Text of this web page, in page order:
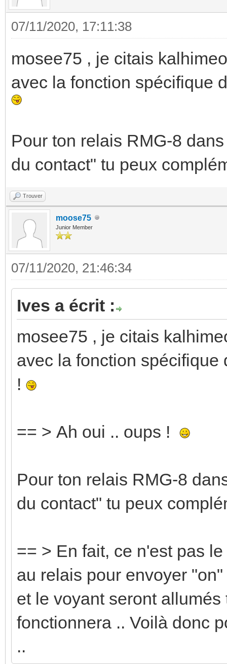
07/11/2020, 17:11:38
mosee75 , je citais
avec la fonction spécifique
Pour ton relais RMG-8
du contact" tu peux
Trouver
moose75
Junior Member
07/11/2020, 21:46:34
Ives a écrit :
mosee75 , je citais
avec la fonction
!
== > Ah oui .. oups !
Pour ton relais RMG-8
du contact" tu peux
== > En fait, ce n'est pas
au relais pour envoyer
et le voyant seront
fonctionnera .. Voilà donc
..